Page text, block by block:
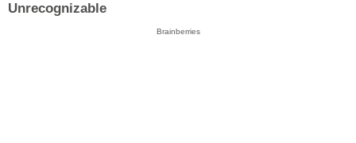
Unrecognizable
Brainberries